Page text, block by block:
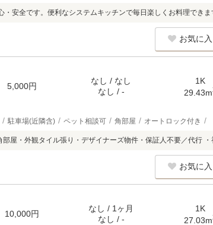
・安全です。便利なシステムキッチンで毎日楽しくお料理できま
お気に
5,000円
なし / なし
なし / -
1K
29.43m
駐車場(近隣含) ペット相談可 角部屋 オートロック付き
屋・外観タイル張り・デザイナーズ物件・保証人不要／代行
お気に
10,000円
なし / 1ヶ月
なし / -
1K
27.03m